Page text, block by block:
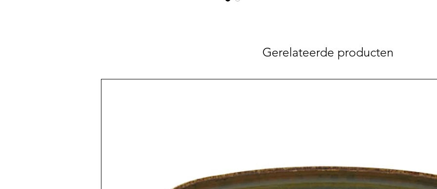
Gerelateerde producten